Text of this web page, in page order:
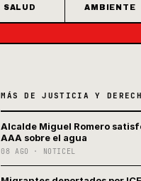
SALUD AMBIENTE
MÁS DE JUSTICIA Y
Alcalde Miguel Romero
AAA sobre el agua
08 AGO · NOTICEL